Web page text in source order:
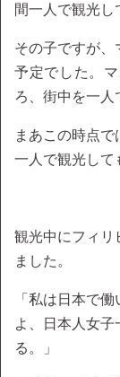
間一人で観光し
その子ですが、
予定でした。
ろ、街中を一人
まあこの時点
一人で観光して
観光中にフィリ
ました。
「私は日本で
よ、日本人女
る。」